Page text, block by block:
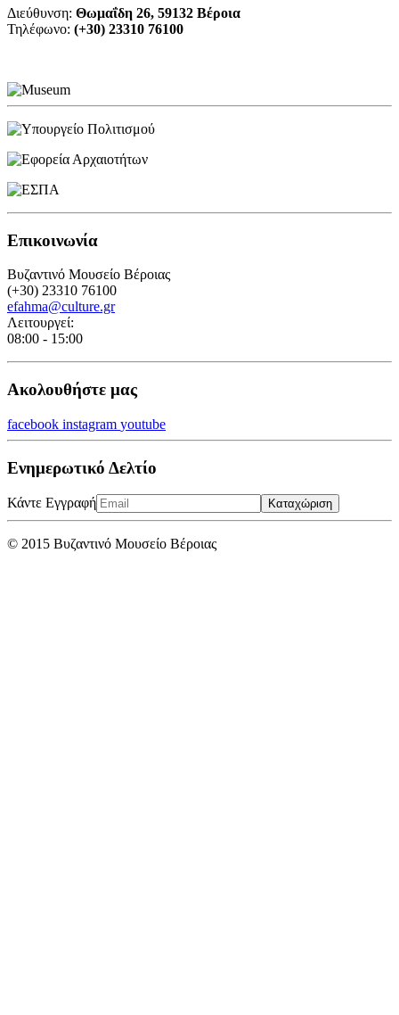
Διεύθυνση: Θωμαΐδη 26, 59132 Βέροια
Τηλέφωνο: (+30) 23310 76100
Επικοινωνία
Βυζαντινό Μουσείο Βέροιας
(+30) 23310 76100
efahma@culture.gr
Λειτουργεί:
08:00 - 15:00
Ακολουθήστε μας
facebook instagram youtube
Ενημερωτικό Δελτίο
Κάντε Εγγραφή Καταχώριση
© 2015 Βυζαντινό Μουσείο Βέροιας